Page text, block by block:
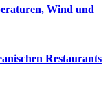
Wind und
Restaurants